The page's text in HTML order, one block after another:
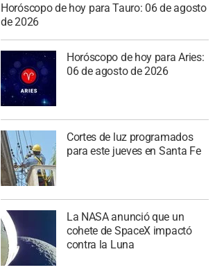
Horóscopo de hoy para Tauro: 06 de agosto
de 2026
Horóscopo de hoy para Aries:
06 de agosto de 2026
Cortes de luz programados
para este jueves en Santa Fe
La NASA anunció que un
cohete de SpaceX impactó
contra la Luna